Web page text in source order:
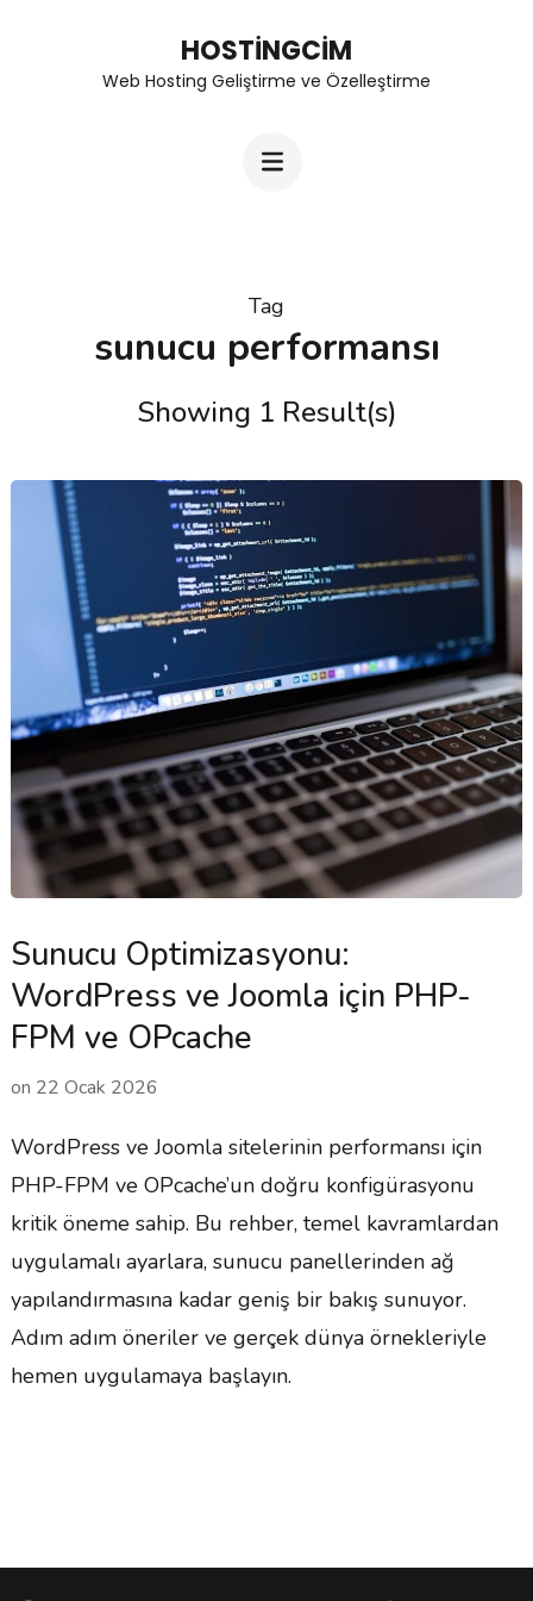
HOSTINGCIM
Web Hosting Geliştirme ve Özelleştirme
Tag
sunucu performansı
Showing 1 Result(s)
Sunucu Optimizasyonu:
WordPress ve Joomla için PHP-
FPM ve OPcache
on 22 Ocak 2026
WordPress ve Joomla sitelerinin performansı için
PHP-FPM ve OPcache’un doğru konfigürasyonu
kritik öneme sahip. Bu rehber, temel kavramlardan
uygulamalı ayarlara, sunucu panellerinden ağ
yapılandırmasına kadar geniş bir bakış sunuyor.
Adım adım öneriler ve gerçek dünya örnekleriyle
hemen uygulamaya başlayın.